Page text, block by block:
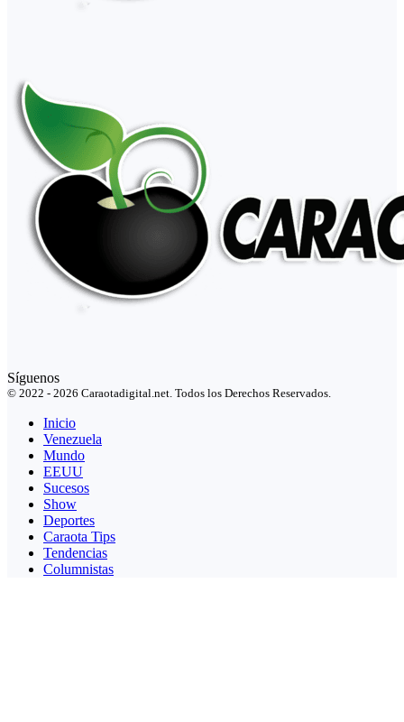
Síguenos
© 2022 - 2026 Caraotadigital.net. Todos los Derechos Reservados.
Inicio
Venezuela
Mundo
EEUU
Sucesos
Show
Deportes
Caraota Tips
Tendencias
Columnistas